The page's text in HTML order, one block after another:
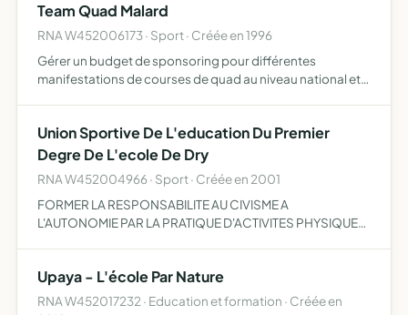
Team Quad Malard
RNA W452006173 · Sport · Créée en 1996
Gérer un budget de sponsoring pour différentes
manifestations de courses de quad au niveau national et
Union Sportive De L'education Du Premier
Degre De L'ecole De Dry
RNA W452004966 · Sport · Créée en 2001
FORMER LA RESPONSABILITE AU CIVISME A
L'AUTONOMIE PAR LA PRATIQUE D'ACTIVITES PHYSIQUES
FONCTIONNEMENT DEMOCRATIQUE ELLE CONTRIBUE A
L'EDUCATIO…
Upaya - L'école Par Nature
RNA W452017232 · Education et formation · Créée en